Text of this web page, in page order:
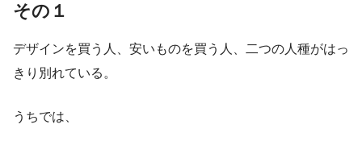
その１
デザインを買う人、安いものを買う人、二つの人種がはっ
きり別れている。
うちでは、